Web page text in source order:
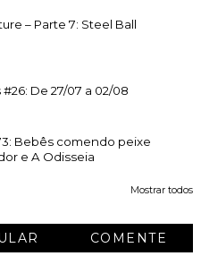
– Parte 7: Steel Ball
De 27/07 a 02/08
Bebês comendo peixe
e A Odisseia
Mostrar todos
COMENTE